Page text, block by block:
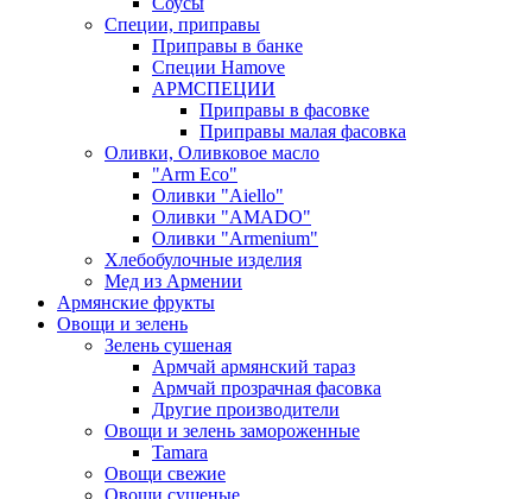
Специи, приправы
Приправы в банке
Специи Hamove
АРМСПЕЦИИ
Приправы в фасовке
Приправы малая фасовка
Оливки, Оливковое масло
"Arm Eco"
Оливки "Aiello"
Оливки "AMADO"
Оливки "Armenium"
Хлебобулочные изделия
Мед из Армении
Армянские фрукты
Овощи и зелень
Зелень сушеная
Армчай армянский тараз
Армчай прозрачная фасовка
Другие производители
Овощи и зелень замороженные
Tamara
Овощи свежие
Овощи сушеные